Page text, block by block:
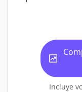
Incluye